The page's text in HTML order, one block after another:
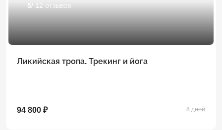
5/ 12 отзывов
Ликийская тропа. Трекинг и йога
94 800 ₽ 8 дней